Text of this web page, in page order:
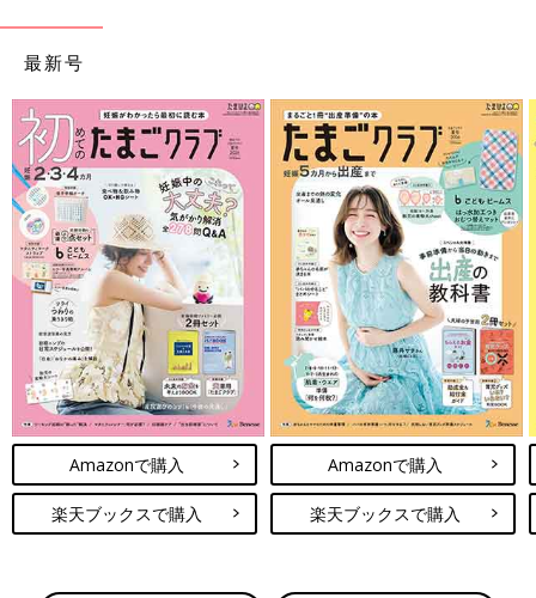
最新号
Amazonで購入
楽天ブックスで購入
Amazonで購入
楽天ブックスで購入